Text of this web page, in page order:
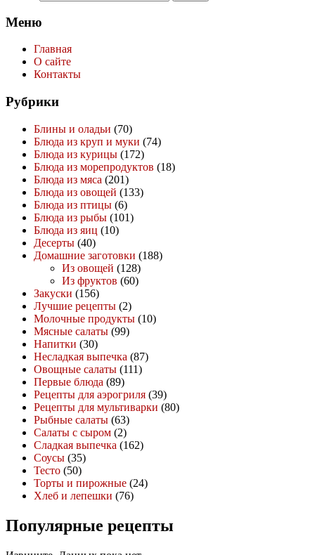
Меню
Главная
О сайте
Контакты
Рубрики
Блины и оладьи (70)
Блюда из круп и муки (74)
Блюда из курицы (172)
Блюда из морепродуктов (18)
Блюда из мяса (201)
Блюда из овощей (133)
Блюда из птицы (6)
Блюда из рыбы (101)
Блюда из яиц (10)
Десерты (40)
Домашние заготовки (188)
Из овощей (128)
Из фруктов (60)
Закуски (156)
Лучшие рецепты (2)
Молочные продукты (10)
Мясные салаты (99)
Напитки (30)
Несладкая выпечка (87)
Овощные салаты (111)
Первые блюда (89)
Рецепты для аэрогриля (39)
Рецепты для мультиварки (80)
Рыбные салаты (63)
Салаты с сыром (2)
Сладкая выпечка (162)
Соусы (35)
Тесто (50)
Торты и пирожные (24)
Хлеб и лепешки (76)
Популярные рецепты